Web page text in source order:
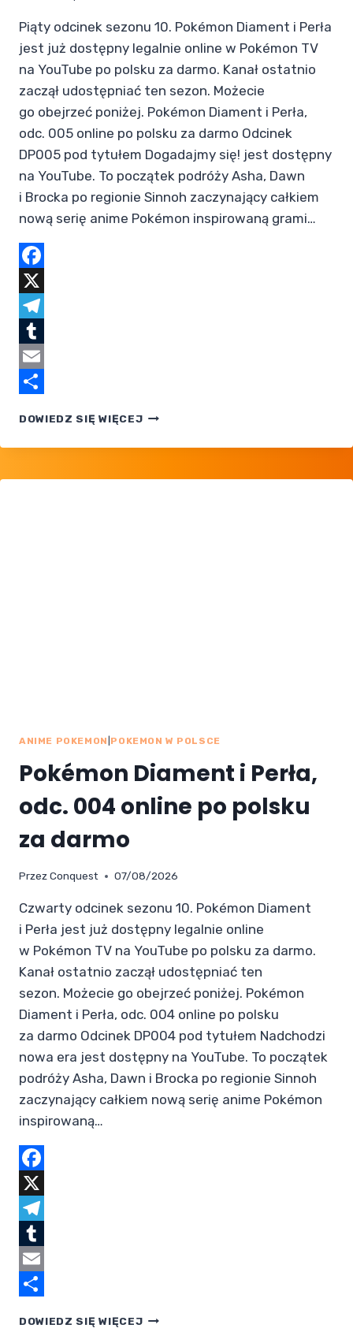
Piąty odcinek sezonu 10. Pokémon Diament i Perła
jest już dostępny legalnie online w Pokémon TV
na YouTube po polsku za darmo. Kanał ostatnio
zaczął udostępniać ten sezon. Możecie
go obejrzeć poniżej. Pokémon Diament i Perła,
odc. 005 online po polsku za darmo Odcinek
DP005 pod tytułem Dogadajmy się! jest dostępny
na YouTube. To początek podróży Asha, Dawn
i Brocka po regionie Sinnoh zaczynający całkiem
nową serię anime Pokémon inspirowaną grami…
Facebook
X
Telegram
Tumblr
Email
DOWIEDZ SIĘ WIĘCEJPOKÉMON
I PERŁA,
005
ANIME POKEMON POKEMON W POLSCE
Pokémon Diament i Perła,
odc. 004 online po polsku
za darmo
Przez Conquest 07/08/2026
Czwarty odcinek sezonu 10. Pokémon Diament
i Perła jest już dostępny legalnie online
w Pokémon TV na YouTube po polsku za darmo.
Kanał ostatnio zaczął udostępniać ten
sezon. Możecie go obejrzeć poniżej. Pokémon
Diament i Perła, odc. 004 online po polsku
za darmo Odcinek DP004 pod tytułem Nadchodzi
nowa era jest dostępny na YouTube. To początek
podróży Asha, Dawn i Brocka po regionie Sinnoh
zaczynający całkiem nową serię anime Pokémon
inspirowaną…
Facebook
X
Telegram
Tumblr
Email
DOWIEDZ SIĘ WIĘCEJPOKÉMON